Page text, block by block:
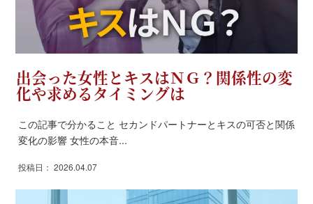
出会った女性とキスはＮＧ？関係性の変
化や求めるタイミングは
この記事で分かること セカンドパートナーとキスの可否と関係
変化の影響 女性の本音...
投稿日： 2026.04.07